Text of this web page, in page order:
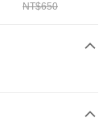
NT$650